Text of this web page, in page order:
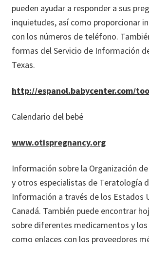
pueden ayudar a responder a sus
inquietudes, así como proporcionar
con los números de teléfono.
formas del Servicio de Información
Texas.
http://espanol.babycenter.com/
Calendario del bebé
www.otispregnancy.org
Información sobre la Organización
y otros especialistas de Teratología
Información a través de los Estados
Canadá. También puede encontrar
sobre diferentes medicamentos y
como enlaces con los proveedores